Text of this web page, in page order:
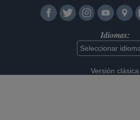
Idiomas:
Versión clásica